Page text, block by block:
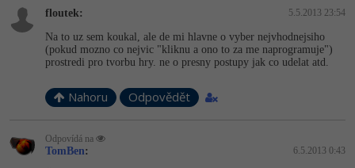
SEO specialista
Pro děti
Windows
Linux
Elektronický podpis
Fórum
floutek: 5.5.2013 23:54
Na to uz sem koukal, ale de mi hlavne o vyber nejvhodnejsiho
(pokud mozno co nejvic "kliknu a ono to za me naprogramuje")
prostredi pro tvorbu hry. ne o presny postupy jak co udelat atd.
Nahoru Odpovědět
Odpovídá na
TomBen: 6.5.2013 0:43